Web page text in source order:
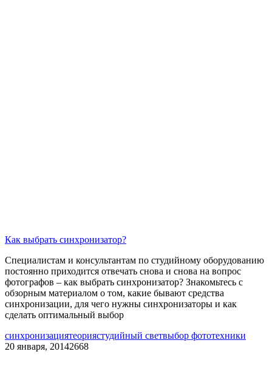
Как выбрать синхронизатор?
Специалистам и консультантам по студийному оборудованию
постоянно приходится отвечать снова и снова на вопрос
фотографов – как выбрать синхронизатор? Знакомьтесь с
обзорным материалом о том, какие бывают средства
синхронизации, для чего нужны синхронизаторы и как
сделать оптимальный выбор
синхронизациятеориястудийный светвыбор фототехники
20 января, 20142668